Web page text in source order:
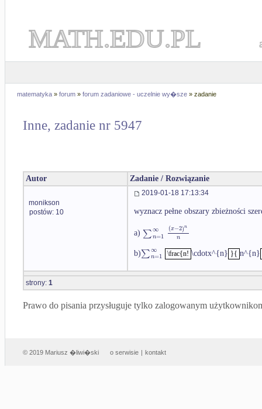
MATH.EDU.PL
matematyka » forum » forum zadaniowe - uczelnie wy�sze » zadanie
Inne, zadanie nr 5947
Autor Zadanie / Rozwiązanie
monikson
postów: 10
2019-01-18 17:13:34
wyznacz pełne obszary zbieżności
a) ∑∞
n=1
(x−2)n
n
b)∑∞
n=1 \frac{n! \cdotx^{n} }{ n^{n}
strony: 1
Prawo do pisania przysługuje tylko zalogowanym
© 2019 Mariusz �liwi�ski o serwisie | kontakt